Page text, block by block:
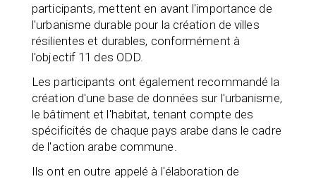
participants, mettent en avant l'importance de
l'urbanisme durable pour la création de villes
résilientes et durables, conformément à
l'objectif 11 des ODD.
Les participants ont également recommandé la
création d'une base de données sur l'urbanisme,
le bâtiment et l'habitat, tenant compte des
spécificités de chaque pays arabe dans le cadre
de l'action arabe commune.
Ils ont en outre appelé à l'élaboration de